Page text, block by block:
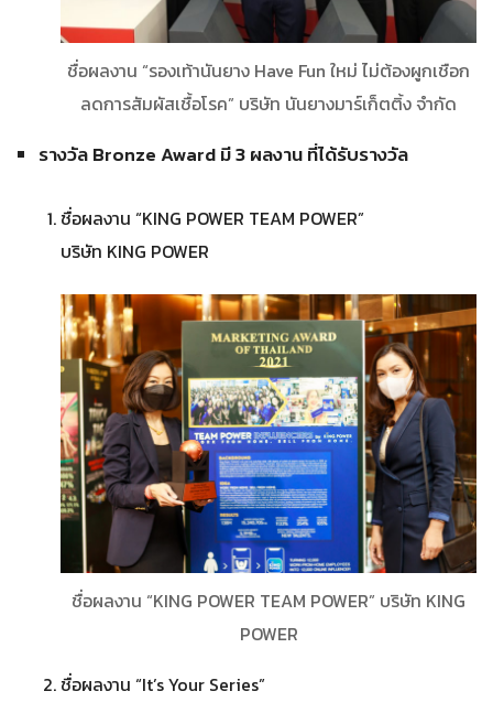
ชื่อผลงาน “รองเท้านันยาง Have Fun ใหม่ ไม่ต้องผูกเชือก
ลดการสัมผัสเชื้อโรค” บริษัท นันยางมาร์เก็ตติ้ง จำกัด
รางวัล Bronze Award มี 3 ผลงาน ที่ได้รับรางวัล
ชื่อผลงาน “KING POWER TEAM POWER”
บริษัท KING POWER
ชื่อผลงาน “KING POWER TEAM POWER” บริษัท KING
POWER
ชื่อผลงาน “It’s Your Series”